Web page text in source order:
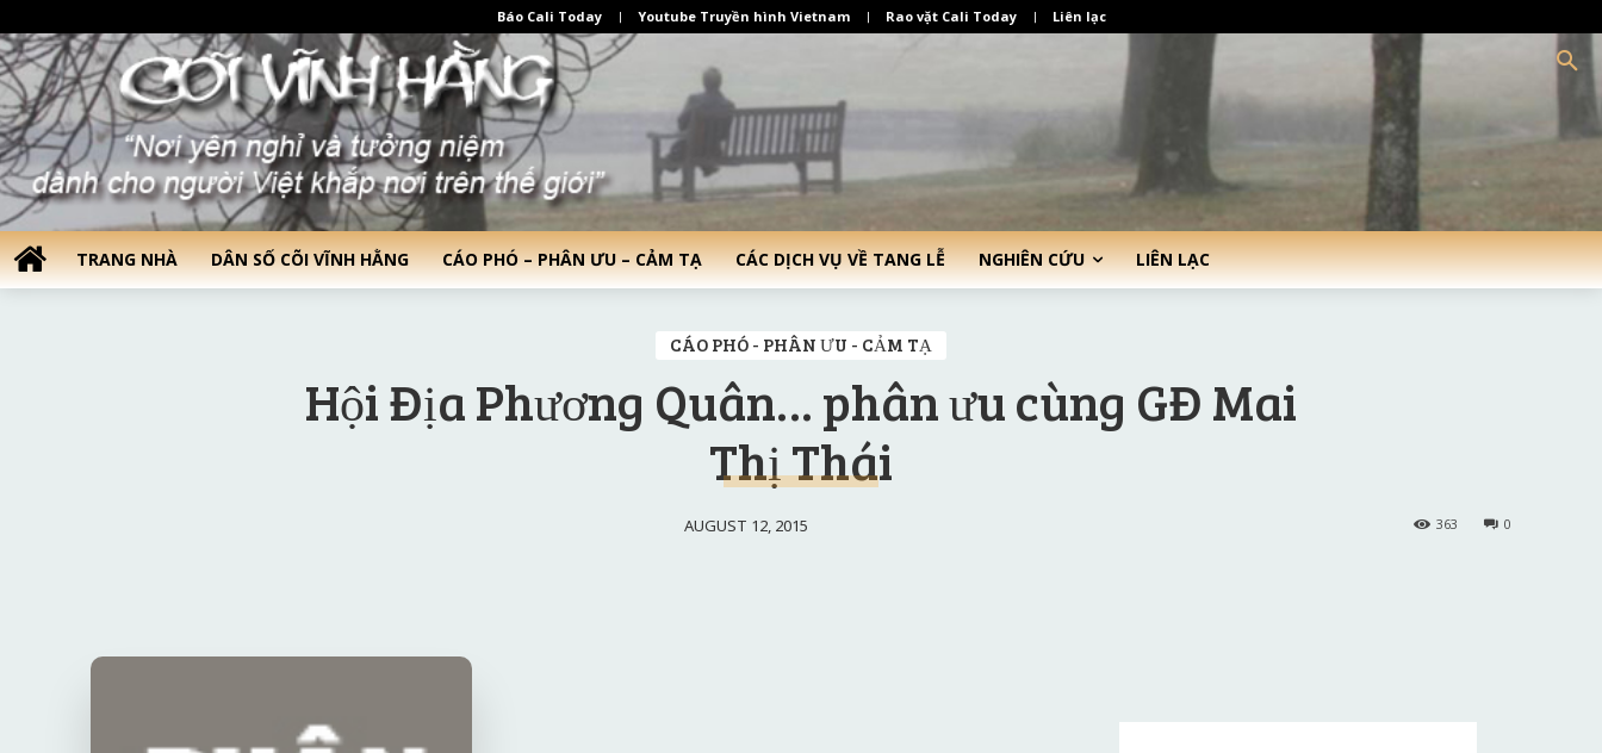
Báo Cali Today Youtube Truyền hình Vietnam Rao vặt Cali Today Liên lạc
TRANG NHÀ DÂN SỐ CÕI VĨNH HẰNG CÁO PHÓ – PHÂN ƯU – CẢM TẠ CÁC DỊCH VỤ VỀ TANG LỄ NGHIÊN CỨU LIÊN LẠC
CÁO PHÓ - PHÂN ƯU - CẢM TẠ
Hội Địa Phương Quân… phân ưu cùng GĐ Mai
Thị Thái
AUGUST 12, 2015 0
363